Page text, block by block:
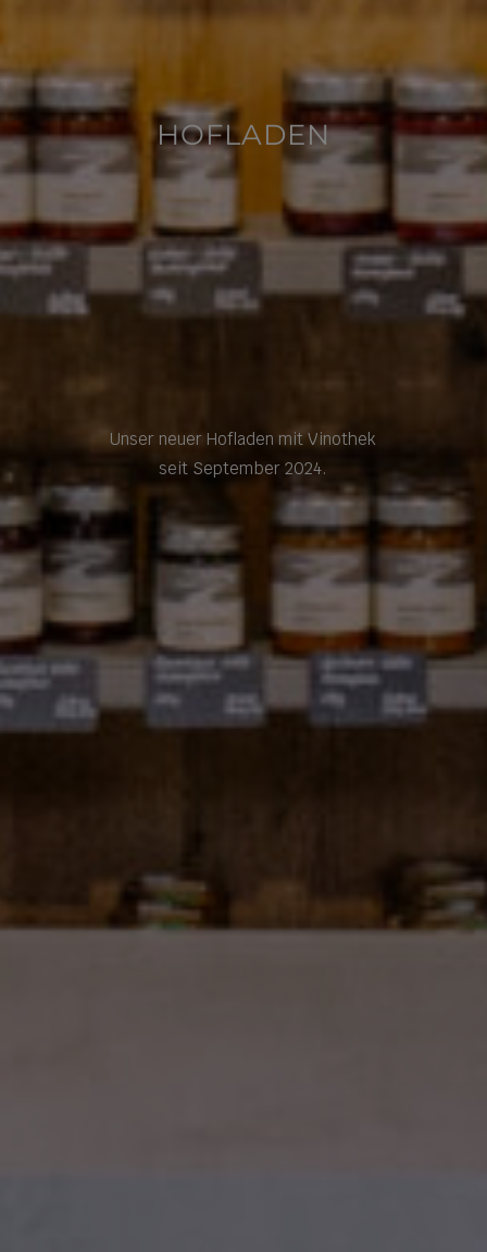
HOFLADEN
Unser neuer Hofladen mit Vinothek
seit September 2024.